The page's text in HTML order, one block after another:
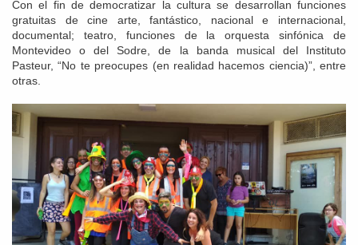
Con el fin de democratizar la cultura se desarrollan funciones
gratuitas de cine arte, fantástico, nacional e internacional,
documental; teatro, funciones de la orquesta sinfónica de
Montevideo o del Sodre, de la banda musical del Instituto
Pasteur, “No te preocupes (en realidad hacemos ciencia)”, entre
otras.